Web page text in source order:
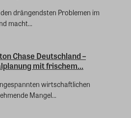
drängendsten Problemen im
macht...
Chase Deutschland –
mit frischem...
wirtschaftlichen
Mangel...